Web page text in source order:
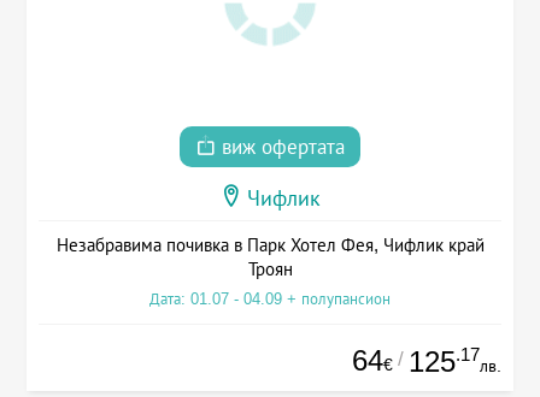
виж офертата
Чифлик
Незабравима почивка в Парк Хотел Фея, Чифлик край
Троян
Дата: 01.07 - 04.09 + полупансион
64€ / 125.17
лв.